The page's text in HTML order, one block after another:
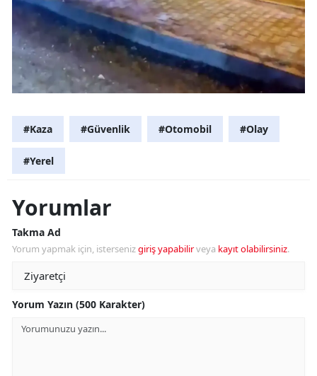
#Kaza #Güvenlik #Otomobil #Olay
#Yerel
Yorumlar
Takma Ad
Yorum yapmak için, istersenizgiriş yapabilirveya kayıt olabilirsiniz.
Yorum Yazın (500 Karakter)